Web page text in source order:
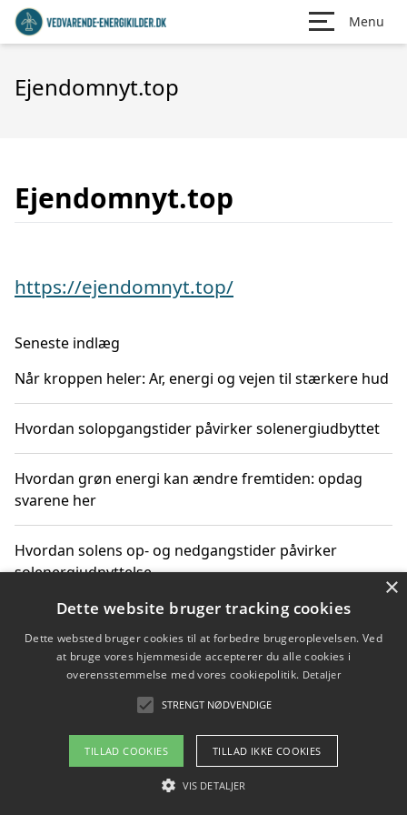
Menu
Ejendomnyt.top
Ejendomnyt.top
https://ejendomnyt.top/
Seneste indlæg
Når kroppen heler: Ar, energi og vejen til stærkere hud
Hvordan solopgangstider påvirker solenergiudbyttet
Hvordan grøn energi kan ændre fremtiden: opdag
svarene her
Hvordan solens op- og nedgangstider påvirker
solenergiudnyttelse
Hvordan du får svar på energispørgsmål om
vedvarende energikilder
Om / kontakt
Blog Betingelser
×
Dette website bruger tracking cookies
Dette websted bruger cookies til at forbedre brugeroplevelsen. Ved
at bruge vores hjemmeside accepterer du alle cookies i
overensstemmelse med vores cookiepolitik. Detaljer
STRENGT NØDVENDIGE
TILLAD COOKIES TILLAD IKKE COOKIES
VIS DETALJER